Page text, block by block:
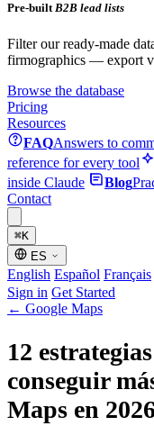
Pre-builtB2B lead lists
Filter our ready-made
firmographics — export
Browse the database
Pricing
Resources
FAQAnswers to
reference for every tool
inside Claude
Blog
Contact
⌘K
ES
English Español Français
Sign in Get Started
← Google Maps
12
conseguir
Maps en